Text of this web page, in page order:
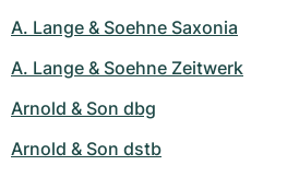
A. Lange & Soehne Saxonia
A. Lange & Soehne Zeitwerk
Arnold & Son dbg
Arnold & Son dstb